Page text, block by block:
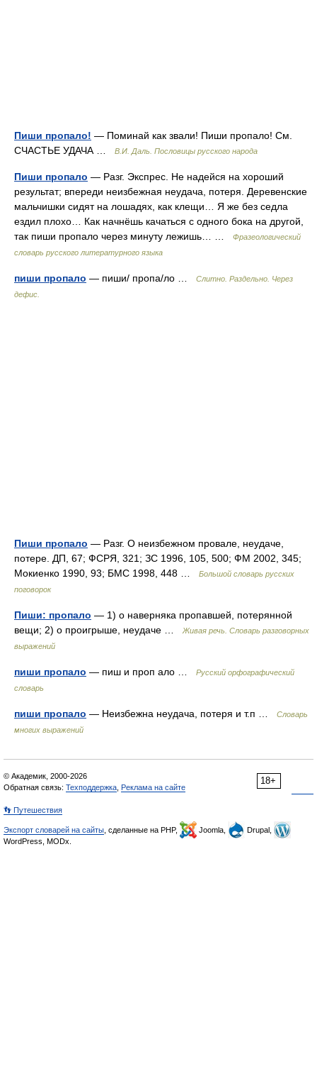
Пиши пропало! — Поминай как звали! Пиши пропало! См.
СЧАСТЬЕ УДАЧА …
В.И. Даль. Пословицы русского народа
Пиши пропало — Разг. Экспрес. Не надейся на хороший
результат; впереди неизбежная неудача, потеря. Деревенские
мальчишки сидят на лошадях, как клещи… Я же без седла
ездил плохо… Как начнёшь качаться с одного бока на другой,
так пиши пропало через минуту лежишь… …
Фразеологический
словарь русского литературного языка
пиши пропало — пиши/ пропа/ло …
Слитно. Раздельно. Через
дефис.
Пиши пропало — Разг. О неизбежном провале, неудаче,
потере. ДП, 67; ФСРЯ, 321; ЗС 1996, 105, 500; ФМ 2002, 345;
Мокиенко 1990, 93; БМС 1998, 448 …
Большой словарь русских
поговорок
Пиши: пропало — 1) о наверняка пропавшей, потерянной
вещи; 2) о проигрыше, неудаче …
Живая речь. Словарь разговорных
выражений
пиши пропало — пиш и проп ало …
Русский орфографический
словарь
пиши пропало — Неизбежна неудача, потеря и т.п …
Словарь
многих выражений
18+
© Академик, 2000-2026
Обратная связь: Техподдержка Реклама на сайте
👣 Путешествия
Экспорт словарей на сайты , сделанные на PHP, Joomla,
Drupal,
WordPress, MODx.